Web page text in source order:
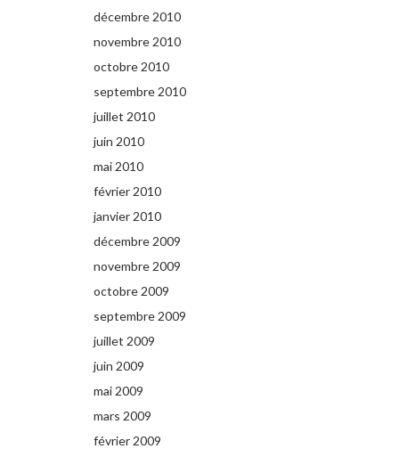
décembre 2010
novembre 2010
octobre 2010
septembre 2010
juillet 2010
juin 2010
mai 2010
février 2010
janvier 2010
décembre 2009
novembre 2009
octobre 2009
septembre 2009
juillet 2009
juin 2009
mai 2009
mars 2009
février 2009